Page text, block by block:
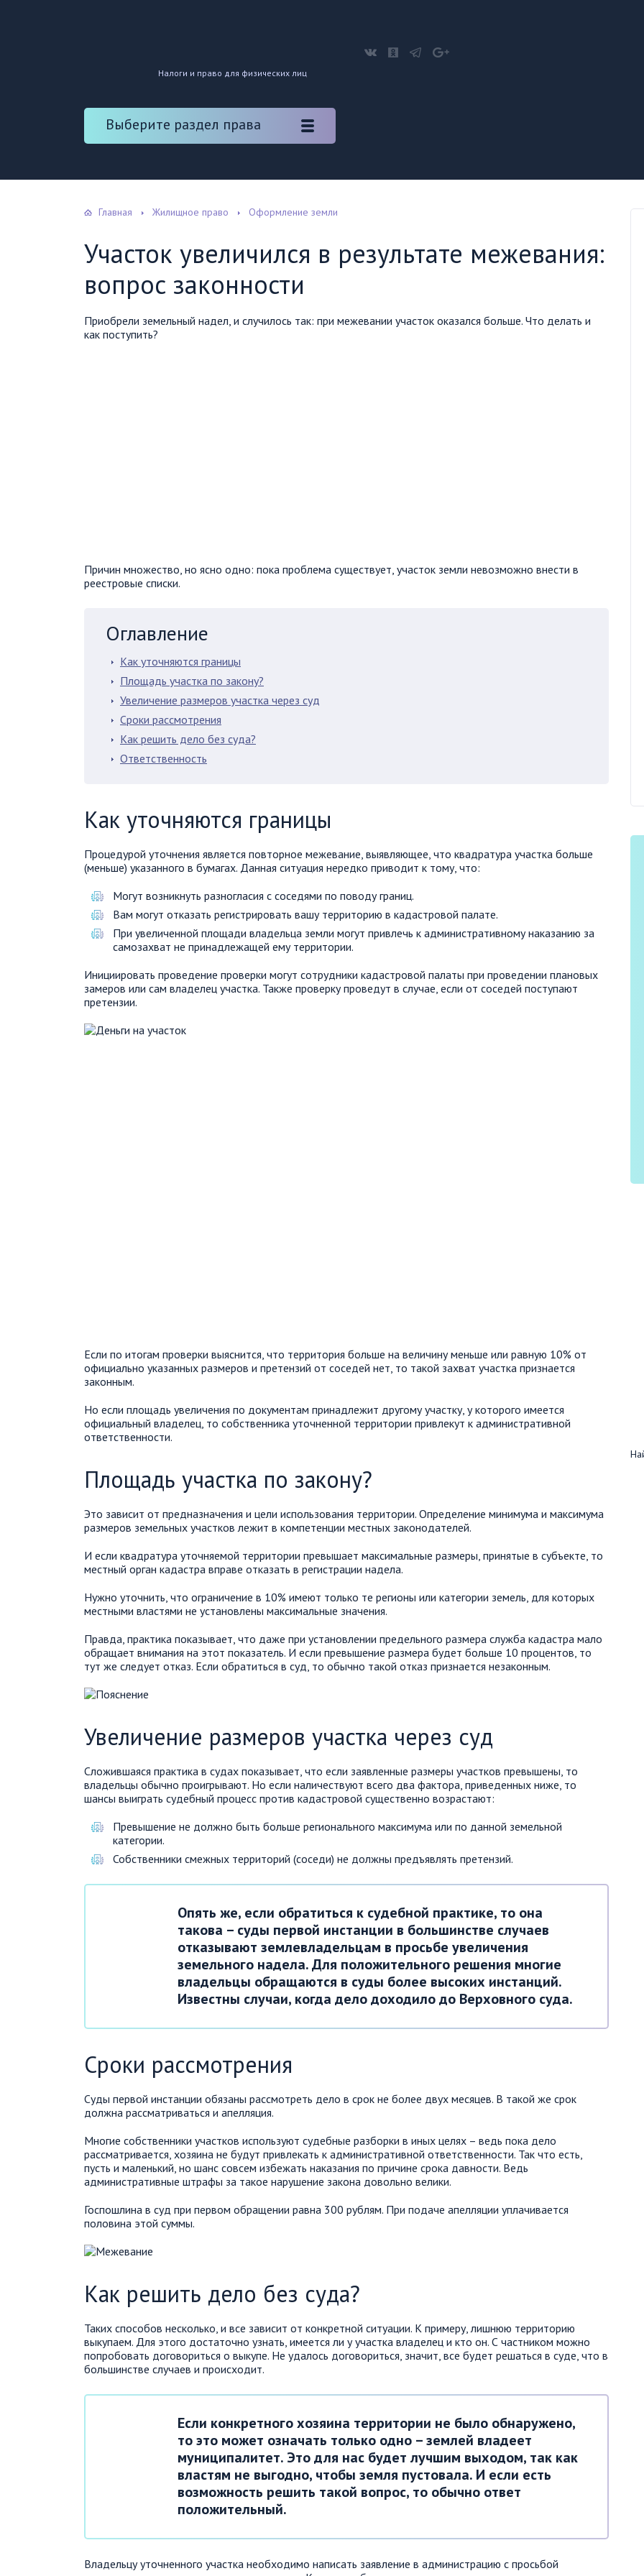
Налоги и право для физических лиц
Выберите раздел права
Главная Жилищное право Оформление земли
Участок увеличился в результате межевания:
вопрос законности
Приобрели земельный надел, и случилось так: при межевании участок оказался больше. Что делать и
как поступить?
Причин множество, но ясно одно: пока проблема существует, участок земли невозможно внести в
реестровые списки.
Оглавление
Как уточняются границы
Площадь участка по закону?
Увеличение размеров участка через суд
Сроки рассмотрения
Как решить дело без суда?
Ответственность
Как уточняются границы
Процедурой уточнения является повторное межевание, выявляющее, что квадратура участка больше
(меньше) указанного в бумагах. Данная ситуация нередко приводит к тому, что:
Могут возникнуть разногласия с соседями по поводу границ.
Вам могут отказать регистрировать вашу территорию в кадастровой палате.
При увеличенной площади владельца земли могут привлечь к административному наказанию за
самозахват не принадлежащей ему территории.
Инициировать проведение проверки могут сотрудники кадастровой палаты при проведении плановых
замеров или сам владелец участка. Также проверку проведут в случае, если от соседей поступают
претензии.
Если по итогам проверки выяснится, что территория больше на величину меньше или равную 10% от
официально указанных размеров и претензий от соседей нет, то такой захват участка признается
законным.
Но если площадь увеличения по документам принадлежит другому участку, у которого имеется
официальный владелец, то собственника уточненной территории привлекут к административной
ответственности.
Площадь участка по закону?
Это зависит от предназначения и цели использования территории. Определение минимума и максимума
размеров земельных участков лежит в компетенции местных законодателей.
И если квадратура уточняемой территории превышает максимальные размеры, принятые в субъекте, то
местный орган кадастра вправе отказать в регистрации надела.
Нужно уточнить, что ограничение в 10% имеют только те регионы или категории земель, для которых
местными властями не установлены максимальные значения.
Правда, практика показывает, что даже при установлении предельного размера служба кадастра мало
обращает внимания на этот показатель. И если превышение размера будет больше 10 процентов, то
тут же следует отказ. Если обратиться в суд, то обычно такой отказ признается незаконным.
Увеличение размеров участка через суд
Сложившаяся практика в судах показывает, что если заявленные размеры участков превышены, то
владельцы обычно проигрывают. Но если наличествуют всего два фактора, приведенных ниже, то
шансы выиграть судебный процесс против кадастровой существенно возрастают:
Превышение не должно быть больше регионального максимума или по данной земельной
категории.
Собственники смежных территорий (соседи) не должны предъявлять претензий.
Опять же, если обратиться к судебной практике, то она
такова – суды первой инстанции в большинстве случаев
отказывают землевладельцам в просьбе увеличения
земельного надела. Для положительного решения многие
владельцы обращаются в суды более высоких инстанций.
Известны случаи, когда дело доходило до Верховного суда.
Сроки рассмотрения
Суды первой инстанции обязаны рассмотреть дело в срок не более двух месяцев. В такой же срок
должна рассматриваться и апелляция.
Многие собственники участков используют судебные разборки в иных целях – ведь пока дело
рассматривается, хозяина не будут привлекать к административной ответственности. Так что есть,
пусть и маленький, но шанс совсем избежать наказания по причине срока давности. Ведь
административные штрафы за такое нарушение закона довольно велики.
Госпошлина в суд при первом обращении равна 300 рублям. При подаче апелляции уплачивается
половина этой суммы.
Как решить дело без суда?
Таких способов несколько, и все зависит от конкретной ситуации. К примеру, лишнюю территорию
выкупаем. Для этого достаточно узнать, имеется ли у участка владелец и кто он. С частником можно
попробовать договориться о выкупе. Не удалось договориться, значит, все будет решаться в суде, что в
большинстве случаев и происходит.
Если конкретного хозяина территории не было обнаружено,
то это может означать только одно – землей владеет
муниципалитет. Это для нас будет лучшим выходом, так как
властям не выгодно, чтобы земля пустовала. И если есть
возможность решить такой вопрос, то обычно ответ
положительный.
Владельцу уточненного участка необходимо написать заявление в администрацию с просьбой